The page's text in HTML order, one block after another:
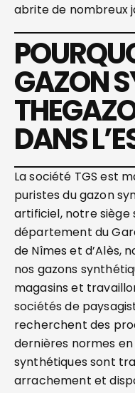
abrite de nombreux
GAZON
DANS
La société TGS est
puristes du gazon
artificiel, notre siège
département du
de Nîmes et d’Alès,
nos gazons
magasins et
sociétés de
recherchent des
dernières normes
synthétiques sont
arrachement et